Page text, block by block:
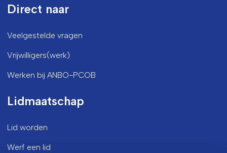
Direct naar
Veelgestelde vragen
Vrijwilligers(werk)
Werken bij ANBO-PCOB
Lidmaatschap
Lid worden
Werf een lid